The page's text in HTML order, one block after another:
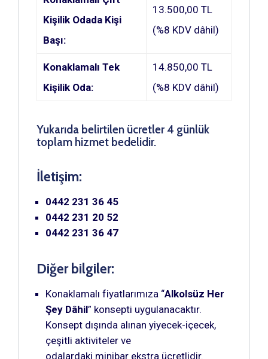
Kişilik Odada Kişi
Başı:
13.500,00 TL
(%8 KDV dâhil)
Konaklamalı Tek
Kişilik Oda:
14.850,00 TL
(%8 KDV dâhil)
Yukarıda belirtilen ücretler 4 günlük
toplam hizmet bedelidir.
İletişim:
0442 231 36 45
0442 231 20 52
0442 231 36 47
Diğer bilgiler:
Konaklamalı fiyatlarımıza “Alkolsüz Her
Şey Dâhil” konsepti uygulanacaktır.
Konsept dışında alınan yiyecek-içecek,
çeşitli aktiviteler ve
odalardaki minibar ekstra ücretlidir.